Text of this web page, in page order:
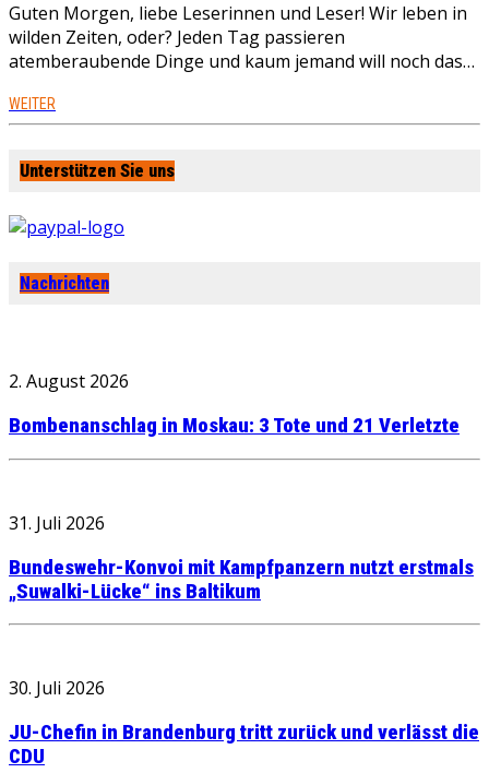
Guten Morgen, liebe Leserinnen und Leser! Wir leben in
wilden Zeiten, oder? Jeden Tag passieren
atemberaubende Dinge und kaum jemand will noch das…
WEITER
Unterstützen Sie uns
Nachrichten
2. August 2026
Bombenanschlag in Moskau: 3 Tote und 21 Verletzte
31. Juli 2026
Bundeswehr-Konvoi mit Kampfpanzern nutzt erstmals
„Suwalki-Lücke“ ins Baltikum
30. Juli 2026
JU-Chefin in Brandenburg tritt zurück und verlässt die
CDU